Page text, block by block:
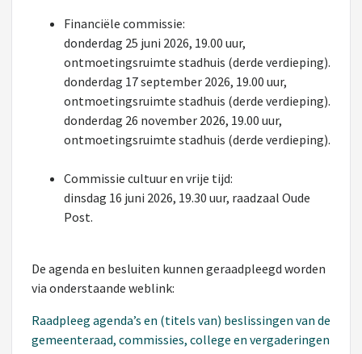
Financiële commissie:
donderdag 25 juni 2026, 19.00 uur,
ontmoetingsruimte stadhuis (derde verdieping).
donderdag 17 september 2026, 19.00 uur,
ontmoetingsruimte stadhuis (derde verdieping).
donderdag 26 november 2026, 19.00 uur,
ontmoetingsruimte stadhuis (derde verdieping).
Commissie cultuur en vrije tijd:
dinsdag 16 juni 2026, 19.30 uur, raadzaal Oude
Post.
De agenda en besluiten kunnen geraadpleegd worden
via onderstaande weblink:
Raadpleeg agenda’s en (titels van) beslissingen van de
gemeenteraad, commissies, college en vergaderingen